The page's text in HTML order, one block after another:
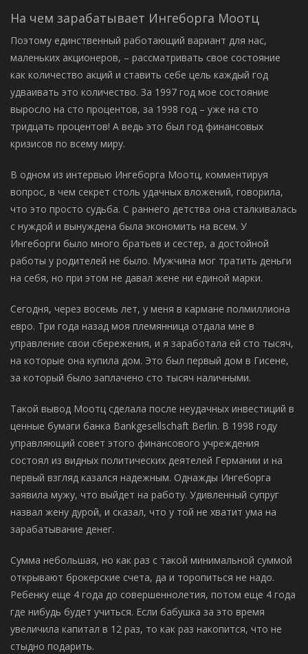
На чем зарабатывает Ингеборга Моотц
Поэтому единственный работающий вариант для нас,
маленьких акционеров, – рассматривать свое состояние
как количество акций и ставить себе цель каждый год
удваивать это количество. За 1997 год мое состояние
выросло на сто процентов, за 1998 год – уже на сто
тридцать процентов! А ведь это был год финансовых
кризисов по всему миру.
В одном из интервью Ингеборга Моотц, комментируя
вопрос, в чем секрет столь удачных вложений, говорила,
что это просто судьба. С раннего детства она сталкивалась
с нуждой и вынуждена была экономить на всем. У
Ингеборги было много братьев и сестер, а достойной
работы у родителей не было. Мужчина мог тратить деньги
на себя, но при этом не давал жене ни единой марки.
Сегодня, через восемь лет, у меня в кармане полмиллиона
евро. Три года назад моя племянница отдала мне в
управление свои сбережения, и я заработала ей сто тысяч,
на которые она купила дом. Это был первый дом в Гисене,
за который было заплачено сто тысяч наличными.
Такой вывод Моотц сделала после неудачных инвестиций в
ценные бумаги банка Bankgesellschaft Berlin. В 1998 году
управляющий совет этого финансового учреждения
состоял из видных политических деятелей Германии и на
первый взгляд казался надежным. Однажды Ингеборга
заявила мужу, что выйдет на работу. Удивленный супруг
назвал жену дурой, и сказал, что у той не хватит ума на
зарабатывание денег.
Сумма небольшая, но как раз с такой минимальной суммой
открывают брокерские счета, да и торопиться не надо.
Ребенку еще 4 года до совершеннолетия, потом еще 4 года
где нибудь будет учиться. Если бабушка за это время
увеличила капитал в 12 раз, то как раз накопится, что не
стыдно подарить.